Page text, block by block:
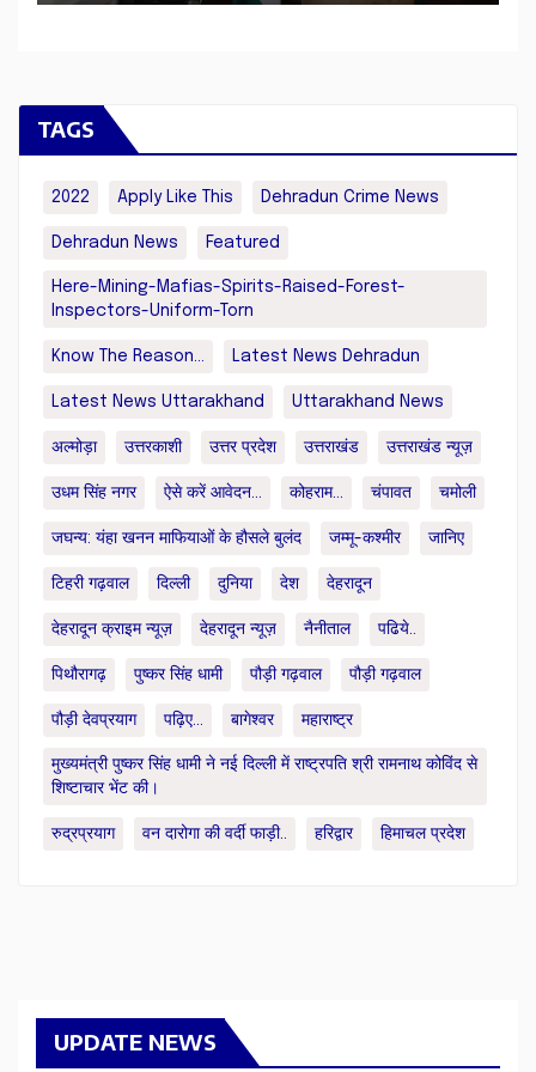
TAGS
2022 Apply Like This Dehradun Crime News
Dehradun News Featured
Here-Mining-Mafias-Spirits-Raised-Forest-
Inspectors-Uniform-Torn
Know The Reason... Latest News Dehradun
Latest News Uttarakhand Uttarakhand News
अल्मोड़ा उत्तरकाशी उत्तर प्रदेश उत्तराखंड उत्तराखंड न्यूज़
उधम सिंह नगर ऐसे करें आवेदन... कोहराम... चंपावत चमोली
जघन्य: यंहा खनन माफियाओं के हौसले बुलंद जम्मू-कश्मीर जानिए
टिहरी गढ़वाल दिल्ली दुनिया देश देहरादून
देहरादून क्राइम न्यूज़ देहरादून न्यूज़ नैनीताल पढिये..
पिथौरागढ़ पुष्कर सिंह धामी पौड़ी गढ़वाल पौड़ी गढ़वाल
पौड़ी देवप्रयाग पढ़िए... बागेश्वर महाराष्ट्र
मुख्यमंत्री पुष्कर सिंह धामी ने नई दिल्ली में राष्ट्रपति श्री रामनाथ कोविंद से
शिष्टाचार भेंट की।
रुद्रप्रयाग वन दारोगा की वर्दी फाड़ी.. हरिद्वार हिमाचल प्रदेश
UPDATE NEWS